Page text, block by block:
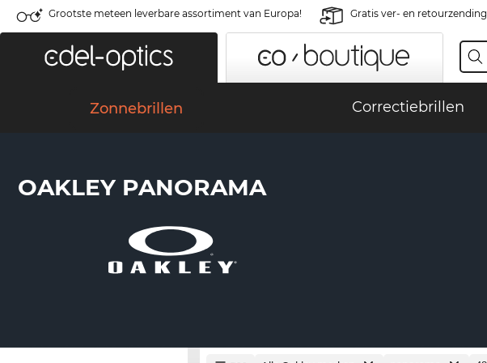
Grootste meteen leverbare assortiment van Europa! Gratis ver- en retourzending
Zonnebrillen Correctiebrillen
OAKLEY PANORAMA